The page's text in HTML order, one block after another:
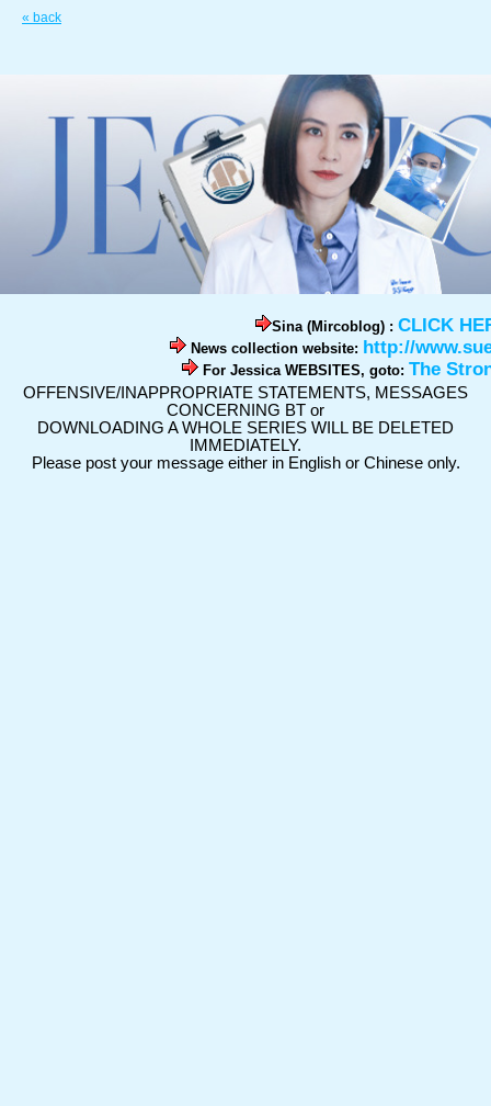
« back
Sina (Mircoblog) : CLICK
News collection website: http://
For Jessica WEBSITES, goto: The
OFFENSIVE/INAPPROPRIATE STATEMENTS, MESSAGES
CONCERNING BT or
DOWNLOADING A WHOLE SERIES WILL BE DELETED
IMMEDIATELY.
Please post your message either in English or Chinese only.